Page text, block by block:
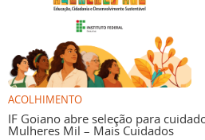
ACOLHIMENTO
IF Goiano abre seleção para
Mulheres Mil – Mais Cuidados